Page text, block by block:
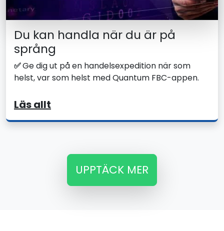
Du kan handla när du är på
språng
✅Ge dig ut på en handelsexpedition när som
helst, var som helst med Quantum FBC-appen.
Läs allt
UPPTÄCK MER